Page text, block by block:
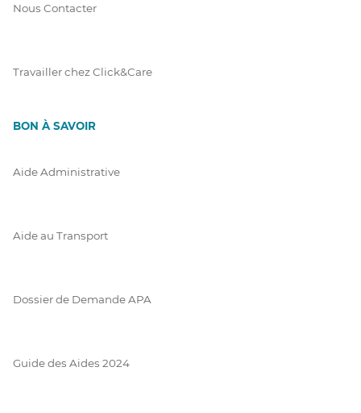
Nous Contacter
Travailler chez Click&Care
BON À SAVOIR
Aide Administrative
Aide au Transport
Dossier de Demande APA
Guide des Aides 2024